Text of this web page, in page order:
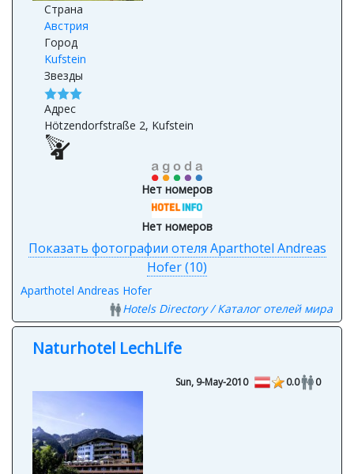
Страна
Австрия
Город
Kufstein
Звезды
Адрес
Hötzendorfstraße 2, Kufstein
Нет номеров
Нет номеров
Показать фотографии отеля Aparthotel Andreas
Hofer (10)
Aparthotel Andreas Hofer
Hotels Directory / Каталог отелей мира
Naturhotel LechLife
Sun, 9-May-2010 0.0 0